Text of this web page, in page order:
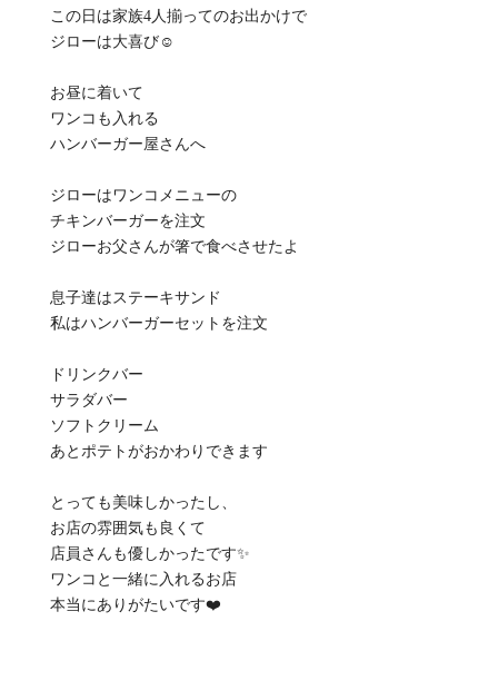
この日は家族4人揃ってのお出かけで
ジローは大喜び☺️
お昼に着いて
ワンコも入れる
ハンバーガー屋さんへ
ジローはワンコメニューの
チキンバーガーを注文
ジローお父さんが箸で食べさせたよ
息子達はステーキサンド
私はハンバーガーセットを注文
ドリンクバー
サラダバー
ソフトクリーム
あとポテトがおかわりできます
とっても美味しかったし、
お店の雰囲気も良くて
店員さんも優しかったです✨
ワンコと一緒に入れるお店
本当にありがたいです❤️